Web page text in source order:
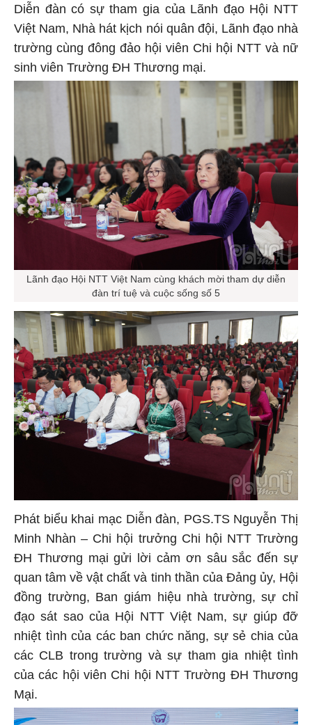
Diễn đàn có sự tham gia của Lãnh đạo Hội NTT
Việt Nam, Nhà hát kịch nói quân đội, Lãnh đạo nhà
trường cùng đông đảo hội viên Chi hội NTT và nữ
sinh viên Trường ĐH Thương mại.
Lãnh đạo Hội NTT Việt Nam cùng khách mời tham dự diễn
đàn trí tuệ và cuộc sống số 5
Phát biểu khai mạc Diễn đàn, PGS.TS Nguyễn Thị
Minh Nhàn – Chi hội trưởng Chi hội NTT Trường
ĐH Thương mại gửi lời cảm ơn sâu sắc đến sự
quan tâm về vật chất và tinh thần của Đảng ủy, Hội
đồng trường, Ban giám hiệu nhà trường, sự chỉ
đạo sát sao của Hội NTT Việt Nam, sự giúp đỡ
nhiệt tình của các ban chức năng, sự sẻ chia của
các CLB trong trường và sự tham gia nhiệt tình
của các hội viên Chi hội NTT Trường ĐH Thương
Mại.